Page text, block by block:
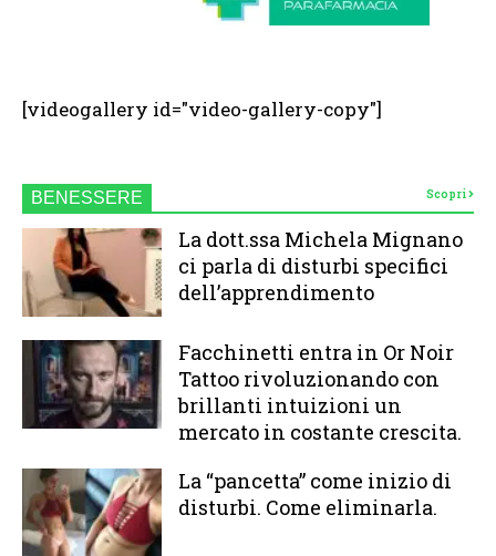
[videogallery id="video-gallery-copy"]
BENESSERE Scopri
La dott.ssa Michela Mignano
ci parla di disturbi specifici
dell’apprendimento
Facchinetti entra in Or Noir
Tattoo rivoluzionando con
brillanti intuizioni un
mercato in costante crescita.
La “pancetta” come inizio di
disturbi. Come eliminarla.